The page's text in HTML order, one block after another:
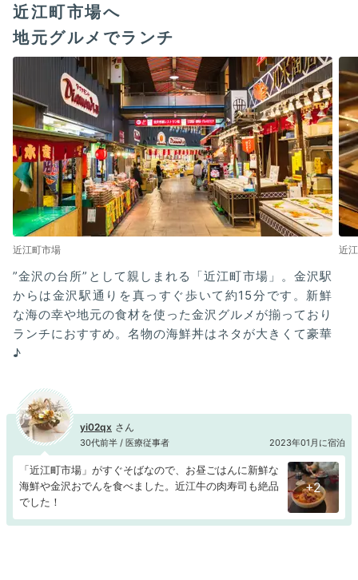
近江町市場へ
地元グルメでランチ
近江町市場 近
”金沢の台所”として親しまれる「近江町市場」。金沢駅
からは金沢駅通りを真っすぐ歩いて約15分です。新鮮
な海の幸や地元の食材を使った金沢グルメが揃っており
ランチにおすすめ。名物の海鮮丼はネタが大きくて豪華
♪
yi02qx
30代前半 / 医療従事者 2023年01月に宿泊
「近江町市場」がすぐそばなので、お昼ごはんに新鮮な
海鮮や金沢おでんを食べました。近江牛の肉寿司も絶品
でした！
+2